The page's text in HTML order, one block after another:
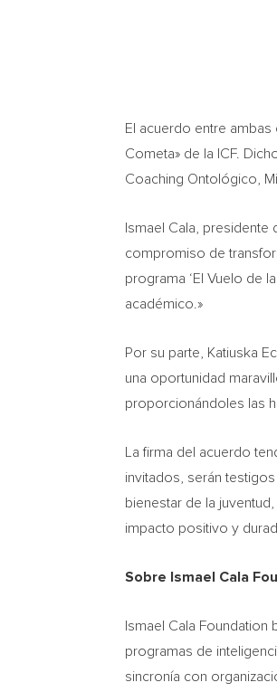
El acuerdo entre
Cometa» de la ICF.
Coaching Ontológico,
Ismael Cala ,
compromiso de
programa ‘El Vuelo de
académico.»
Por su parte, Katiuska
una oportunidad
proporcionándoles las
La firma del acuerdo
invitados, serán
bienestar de la
impacto positivo y
Sobre Ismael Cala
Ismael Cala
programas de
sincronía con